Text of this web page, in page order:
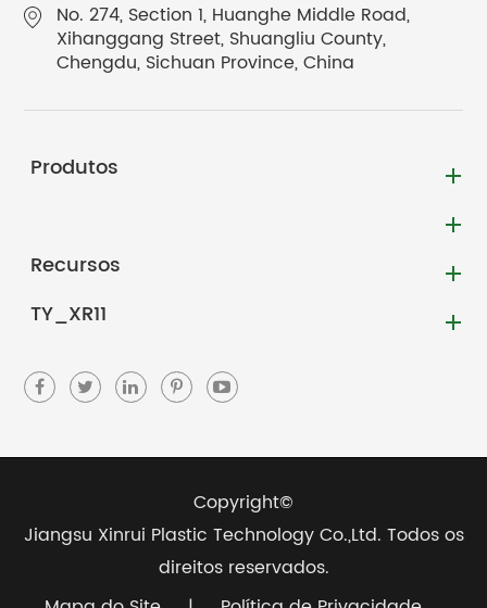
No. 274, Section 1, Huanghe Middle Road,
Xihanggang Street, Shuangliu County,
Chengdu, Sichuan Province, China
Produtos
Recursos
TY_XR11
Copyright©
Jiangsu Xinrui Plastic Technology Co.,Ltd. Todos os
direitos reservados.